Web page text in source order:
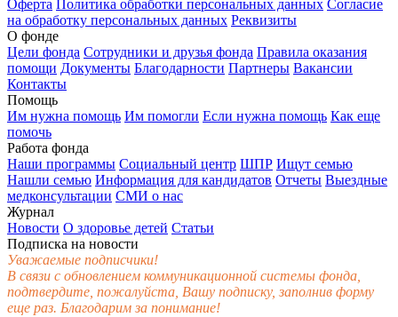
Оферта Политика обработки персональных данных Согласие
на обработку персональных данных Реквизиты
О фонде
Цели фонда Сотрудники и друзья фонда Правила оказания
помощи Документы Благодарности Партнеры Вакансии
Контакты
Помощь
Им нужна помощь Им помогли Если нужна помощь Как еще
помочь
Работа фонда
Наши программы Социальный центр ШПР Ищут семью
Нашли семью Информация для кандидатов Отчеты Выездные
медконсультации СМИ о нас
Журнал
Новости О здоровье детей Статьи
Подписка на новости
Уважаемые подписчики!
В связи с обновлением коммуникационной системы фонда,
подтвердите, пожалуйста, Вашу подписку, заполнив форму
еще раз. Благодарим за понимание!